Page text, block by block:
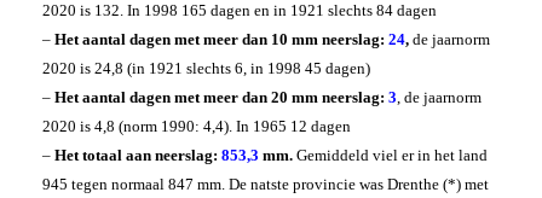
2020 is 132. In 1998 165 dagen en in 1921 slechts 84 dagen
– Het aantal dagen met meer dan 10 mm neerslag: 24, de jaarnorm
2020 is 24,8 (in 1921 slechts 6, in 1998 45 dagen)
– Het aantal dagen met meer dan 20 mm neerslag: 3, de jaarnorm
2020 is 4,8 (norm 1990: 4,4). In 1965 12 dagen
– Het totaal aan neerslag: 853,3 mm. Gemiddeld viel er in het land
945 tegen normaal 847 mm. De natste provincie was Drenthe (*) met